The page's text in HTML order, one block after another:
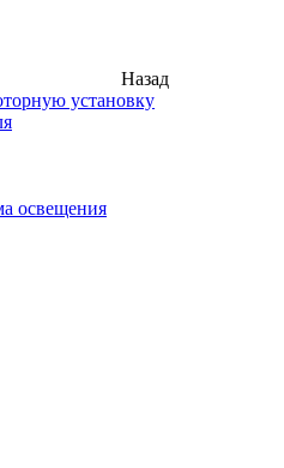
Назад
установку
освещения